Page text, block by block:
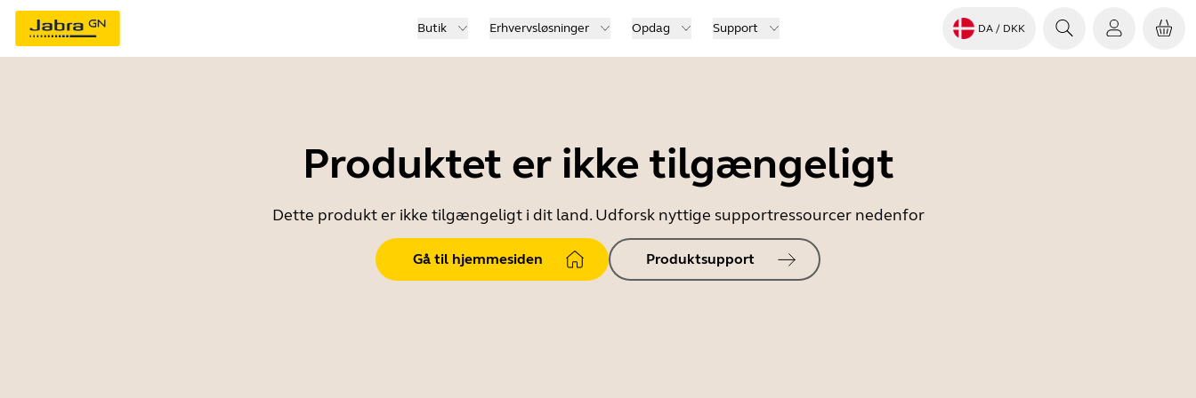
Butik Erhvervsløsninger Opdag Support DA / DKK
Produktet er ikke tilgængeligt
Dette produkt er ikke tilgængeligt i dit land. Udforsk nyttige supportressourcer nedenfor
Gå til hjemmesiden Produktsupport